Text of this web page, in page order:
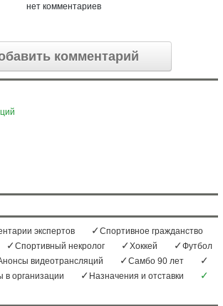
нет комментариев
комментарий
экспертов
Спортивное гражданство
Спортивный некролог Хоккей
Футбол
видеотрансляций
Самбо 90 лет
организации
Назначения и отставки